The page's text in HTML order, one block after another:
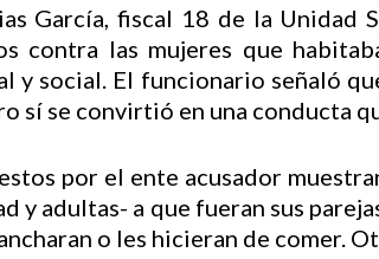
García, fiscal 18 de la
contra las mujeres que
social. El funcionario señaló
sí se convirtió en una conducta
por el ente acusador
y adultas- a que fueran sus
o les hicieran de comer.